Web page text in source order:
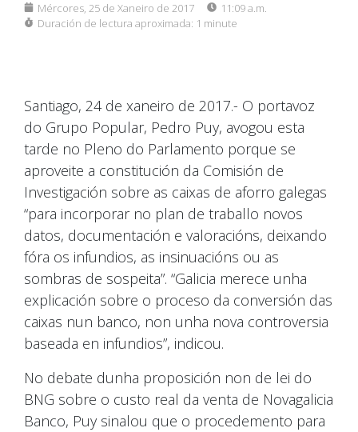
Mércores, 25 de Xaneiro de 2017
11:09 a.m.
Duración de lectura aproximada: 1 minute
Santiago, 24 de xaneiro de 2017.- O portavoz
do Grupo Popular, Pedro Puy, avogou esta
tarde no Pleno do Parlamento porque se
aproveite a constitución da Comisión de
Investigación sobre as caixas de aforro galegas
“para incorporar no plan de traballo novos
datos, documentación e valoracións, deixando
fóra os infundios, as insinuacións ou as
sombras de sospeita”. “Galicia merece unha
explicación sobre o proceso da conversión das
caixas nun banco, non unha nova controversia
baseada en infundios”, indicou.
No debate dunha proposición non de lei do
BNG sobre o custo real da venta de Novagalicia
Banco, Puy sinalou que o procedemento para